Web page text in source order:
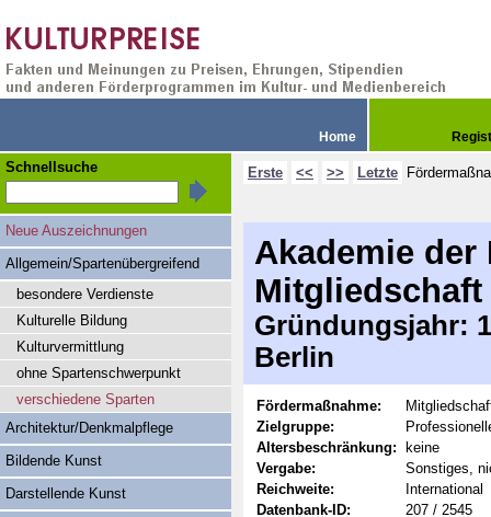
Home
Erste << >> Letzte
Akademie
Mitgliedschaft
Gründungsjahr:
Berlin
Fördermaßnahme:
Zielgruppe:
Altersbeschränkung:
keine
Vergabe:
Sonstiges,
Reichweite:
International
Datenbank-ID:
207 / 2545
Schnellsuche
Neue Auszeichnungen
Allgemein/Spartenübergreifend
besondere Verdienste
Kulturelle Bildung
Kulturvermittlung
ohne Spartenschwerpunkt
verschiedene Sparten
Architektur/Denkmalpflege
Bildende Kunst
Darstellende Kunst